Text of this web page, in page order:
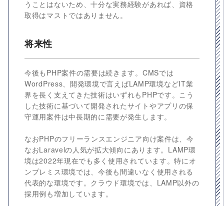
うことはないため、十分な実務経験があれば、資格
取得はマストではありません。
将来性
今後もPHP案件の需要は続きます。CMSでは
WordPress、開発環境で言えばLAMP環境などIT業
界を長く支えてきた技術はいずれもPHPです。こう
した技術に基づいて開発されたサイトやアプリの保
守運用案件は中長期的に需要が発生します。
なおPHPのフリーランスエンジニア向け案件は、今
なおLaravelの人気が拡大傾向にあります。LAMP環
境は2022年現在でも多く使用されています。特にオ
ンプレミス環境では、今後も間違いなく使用される
代表的な環境です。クラウド環境では、LAMP以外の
採用例も増加しています。